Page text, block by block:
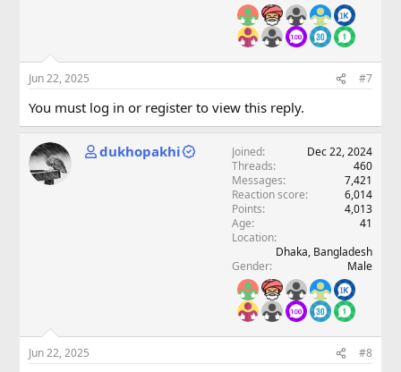
Jun 22, 2025 #7
You must log in or register to view this reply.
dukhopakhi Joined
Dec 22, 2024
Threads
460
Messages
7,421
Reaction score
6,014
Points
4,013
Age
41
Location
Dhaka, Bangladesh
Gender
Male
Jun 22, 2025 #8